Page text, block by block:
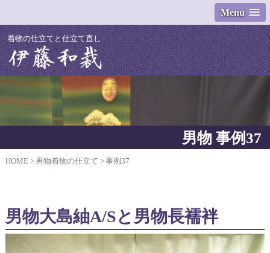
Menu
着物の仕立てと仕立て直し
男物 事例37
HOME 男物着物の仕立て 事例37
男物大島紬A/Sと男物長襦袢